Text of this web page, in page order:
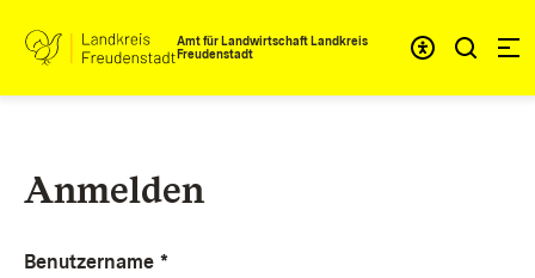
Zum Inhalt springenAmt für Landwirtschaft Landkreis
Freudenstadt
Anmelden
Benutzername *